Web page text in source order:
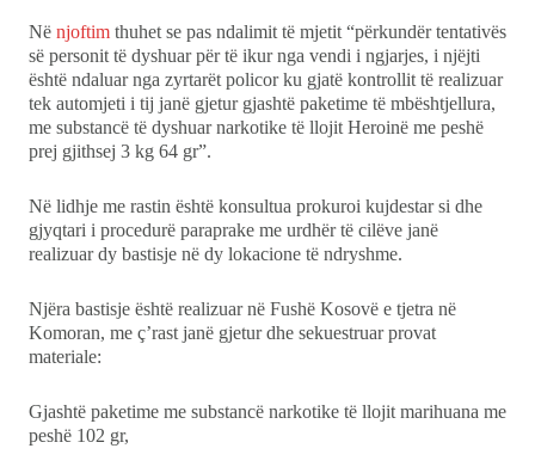
Udhëtime
DuVideo
Në njoftim thuhet se pas ndalimit të mjetit “përkundër tentativës
së personit të dyshuar për të ikur nga vendi i ngjarjes, i njëjti
është ndaluar nga zyrtarët policor ku gjatë kontrollit të realizuar
tek automjeti i tij janë gjetur gjashtë paketime të mbështjellura,
me substancë të dyshuar narkotike të llojit Heroinë me peshë
prej gjithsej 3 kg 64 gr”.
Në lidhje me rastin është konsultua prokuroi kujdestar si dhe
gjyqtari i procedurë paraprake me urdhër të cilëve janë
realizuar dy bastisje në dy lokacione të ndryshme.
Njëra bastisje është realizuar në Fushë Kosovë e tjetra në
Komoran, me ç’rast janë gjetur dhe sekuestruar provat
materiale:
Gjashtë paketime me substancë narkotike të llojit marihuana me
peshë 102 gr,